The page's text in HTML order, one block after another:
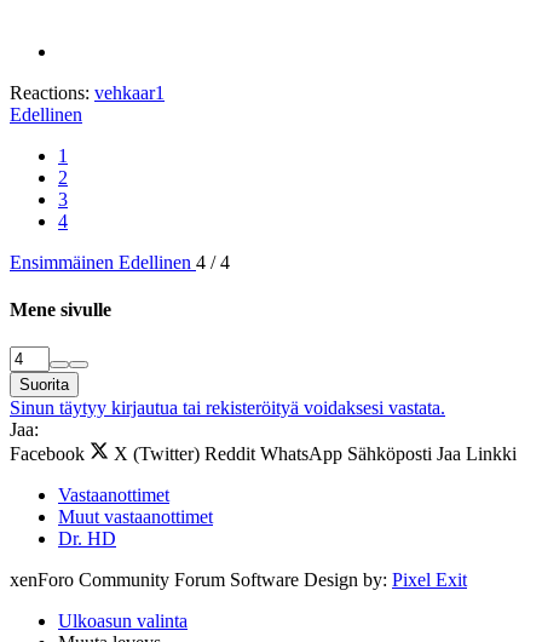
Reactions: vehkaar1
Edellinen
1
2
3
4
Ensimmäinen Edellinen 4 / 4
Mene sivulle
Suorita
Sinun täytyy kirjautua tai rekisteröityä voidaksesi vastata.
Jaa:
Facebook
X (Twitter) Reddit WhatsApp Sähköposti Jaa Linkki
Vastaanottimet
Muut vastaanottimet
Dr. HD
xenForo Community Forum Software Design by: Pixel Exit
Ulkoasun valinta